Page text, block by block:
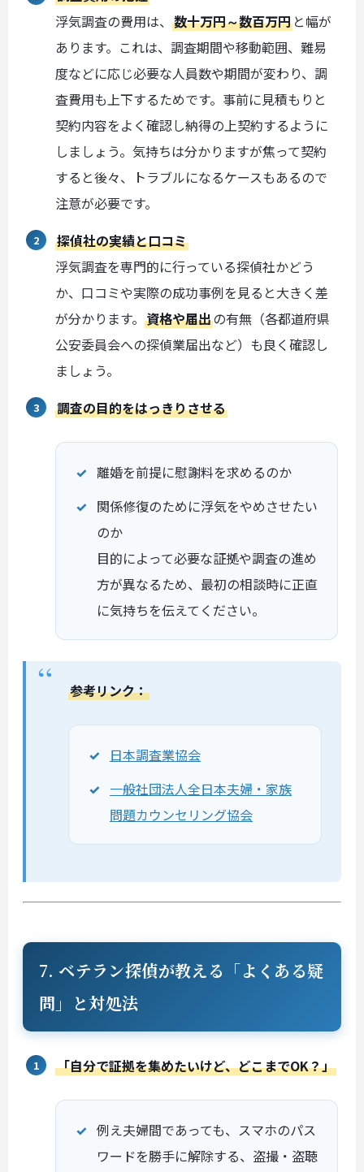
浮気調査の費用は、 数十万円～数百万円 と幅が
あります。これは、調査期間や移動範囲、難易
度などに応じ必要な人員数や期間が変わり、調
査費用も上下するためです。事前に見積もりと
契約内容をよく確認し納得の上契約するように
しましょう。気持ちは分かりますが焦って契約
すると後々、トラブルになるケースもあるので
注意が必要です。
探偵社の実績と口コミ
浮気調査を専門的に行っている探偵社かどう
か、口コミや実際の成功事例を見ると大きく差
が分かります。 資格や届出の有無（各都道府県
公安委員会への探偵業届出など）も良く確認し
ましょう。
調査の目的をはっきりさせる
離婚を前提に慰謝料を求めるのか
関係修復のために浮気をやめさせたい
のか
目的によって必要な証拠や調査の進め
方が異なるため、最初の相談時に正直
に気持ちを伝えてください。
参考リンク：
日本調査業協会
一般社団法人全日本夫婦・家族
問題カウンセリング協会
7. ベテラン探偵が教える「よくある疑
問」と対処法
「自分で証拠を集めたいけど、どこまでOK？」
例え夫婦間であっても、スマホのパス
ワードを勝手に解除する、盗撮・盗聴